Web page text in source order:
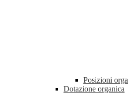
Posizioni
Dotazione organica